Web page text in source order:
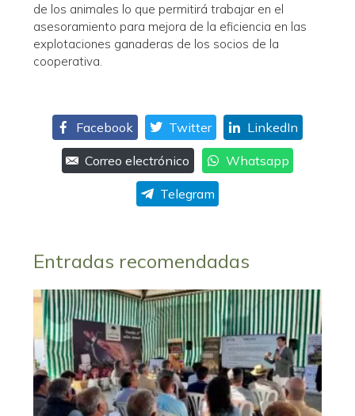
de los animales lo que permitirá trabajar en el
asesoramiento para mejora de la eficiencia en las
explotaciones ganaderas de los socios de la
cooperativa.
Facebook Twitter LinkedIn
Correo electrónico Whatsapp
Telegram
Entradas recomendadas